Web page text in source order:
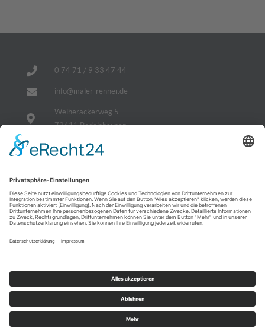
0 74 71 / 9 33 47 44
info@maler-renner.de
Weiheräckerweg 5
72411 Bodelshausen
Impressum
Sitemap
Cookie-Einstellungen
Nachhaltig Dämmen, zusätzlich sparen
© All rights reserved